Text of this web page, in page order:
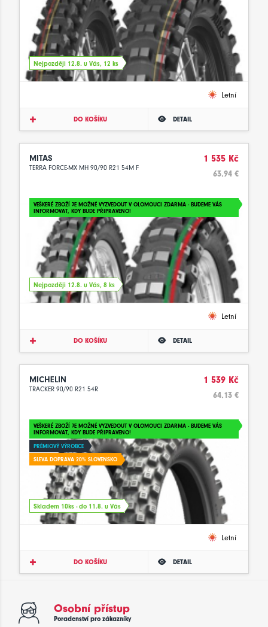
Nejpozději 12.8. u Vás, 12 ks
Letní
DO KOŠÍKU DETAIL
MITAS
TERRA FORCE-MX MH 90/90 R21 54M F
1 535 Kč
63.94 €
VEŠKERÉ ZBOŽÍ JE MOŽNÉ VYZVEDOUT V OLOMOUCI ZDARMA - BUDEME VÁS
INFORMOVAT, KDY BUDE PŘIPRAVENO!
Nejpozději 12.8. u Vás, 8 ks
Letní
DO KOŠÍKU DETAIL
MICHELIN
TRACKER 90/90 R21 54R
1 539 Kč
64.13 €
VEŠKERÉ ZBOŽÍ JE MOŽNÉ VYZVEDOUT V OLOMOUCI ZDARMA - BUDEME VÁS
INFORMOVAT, KDY BUDE PŘIPRAVENO!
PRÉMIOVÝ VÝROBCE
SLEVA DOPRAVA 20% SLOVENSKO
Skladem 10ks - do 11.8. u Vás
Letní
DO KOŠÍKU DETAIL
Osobní přístup
Poradenství pro zákazníky